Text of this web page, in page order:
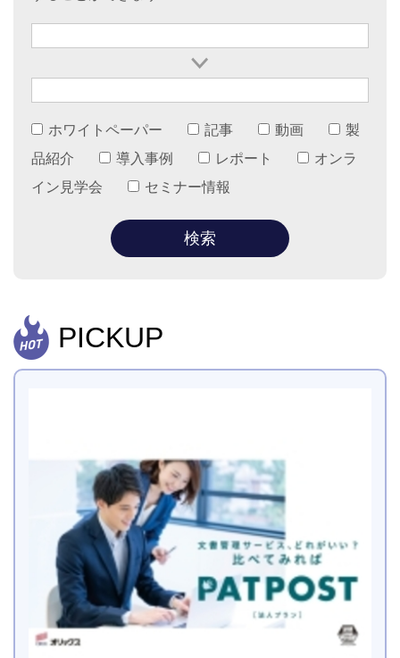
ホワイトペーパー 記事 動画
製
品紹介
導入事例 レポート
オンラ
イン見学会
セミナー情報
PICKUP